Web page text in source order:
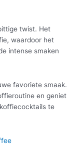
twist. Het
waardoor het
intense smaken
favoriete smaak.
en geniet
te